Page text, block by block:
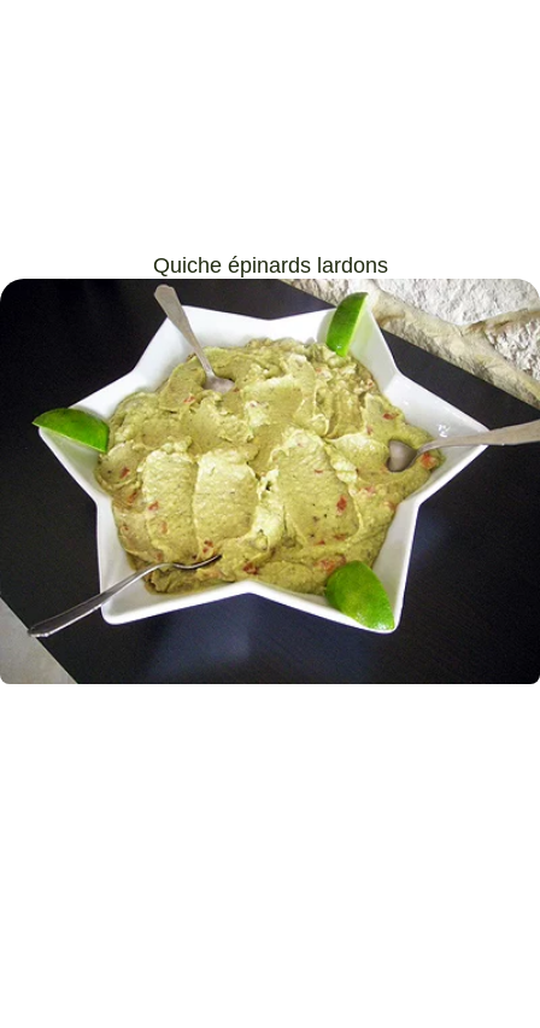
Quiche épinards lardons